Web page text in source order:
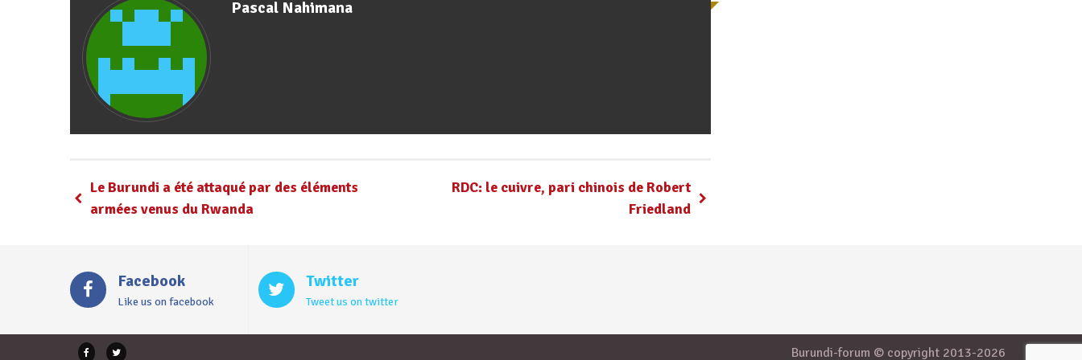
Pascal Nahimana
Le Burundi a été attaqué par des éléments
armées venus du Rwanda
RDC: le cuivre, pari chinois de Robert
Friedland
Facebook
Like us on facebook
Twitter
Tweet us on twitter
Burundi-forum © copyright 2013-2026